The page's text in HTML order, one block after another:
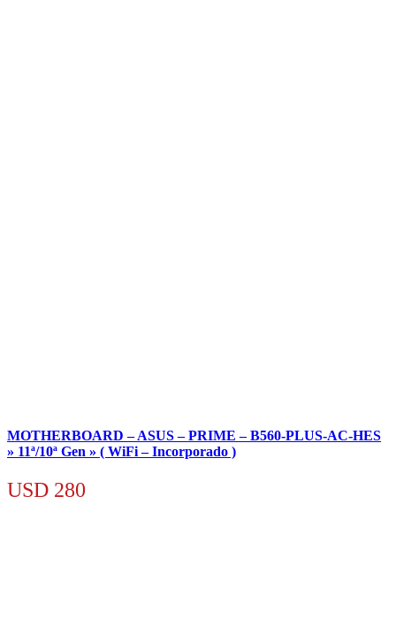
MOTHERBOARD – ASUS – PRIME – B560-PLUS-AC-HES
» 11ª/10ª Gen » ( WiFi – Incorporado )
USD 280